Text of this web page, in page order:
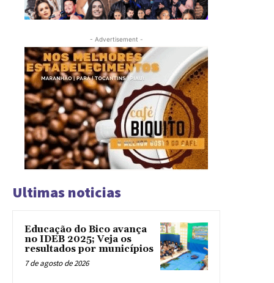
- Advertisement -
Ultimas noticias
Educação do Bico avança
no IDEB 2025; Veja os
resultados por municípios
7 de agosto de 2026